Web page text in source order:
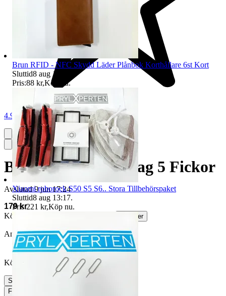
4.9
Bröstväska Chest bag 5 Fickor
Avslutad 9 jun 17:24
179 kr
Köparskydd är valfritt hos företag.
Läs mer
Annonsen avslutades utan köp
Köpförfrågan är tyvärr inte tillgänglig.
Slutade
Frakt
Brun RFID - NFC Skydd Läder Plånbok Korthållare 6st Kort
Sluttid8 aug 13:16
Pris:88 kr,Köp nu.
Xiaomi roborock S50 S5 S6.. Stora Tillbehörspaket
Sluttid8 aug 13:17.
Pris:221 kr,Köp nu.